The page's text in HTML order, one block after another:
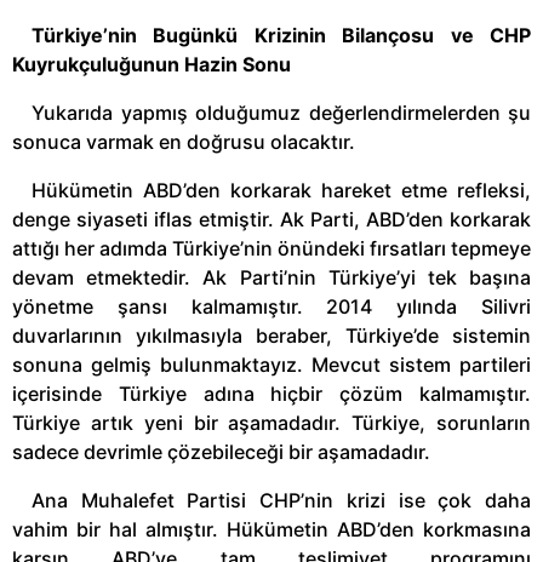
Türkiye’nin Bugünkü Krizinin Bilançosu ve CHP
Kuyrukçuluğunun Hazin Sonu
Yukarıda yapmış olduğumuz değerlendirmelerden şu
sonuca varmak en doğrusu olacaktır.
Hükümetin ABD’den korkarak hareket etme refleksi,
denge siyaseti iflas etmiştir. Ak Parti, ABD’den korkarak
attığı her adımda Türkiye’nin önündeki fırsatları tepmeye
devam etmektedir. Ak Parti’nin Türkiye’yi tek başına
yönetme şansı kalmamıştır. 2014 yılında Silivri
duvarlarının yıkılmasıyla beraber, Türkiye’de sistemin
sonuna gelmiş bulunmaktayız. Mevcut sistem partileri
içerisinde Türkiye adına hiçbir çözüm kalmamıştır.
Türkiye artık yeni bir aşamadadır. Türkiye, sorunların
sadece devrimle çözebileceği bir aşamadadır.
Ana Muhalefet Partisi CHP’nin krizi ise çok daha
vahim bir hal almıştır. Hükümetin ABD’den korkmasına